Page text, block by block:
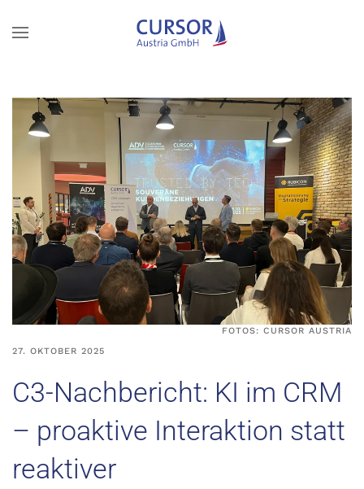
Zum Hauptinhalt springen
FOTOS: CURSOR AUSTRIA
27. OKTOBER 2025
C3-Nachbericht: KI im CRM
– proaktive Interaktion statt
reaktiver